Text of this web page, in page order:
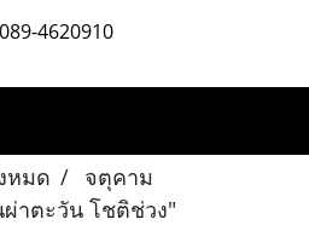
089-4620910
หมด
จตุคาม
าตะวัน โชติช่วง"